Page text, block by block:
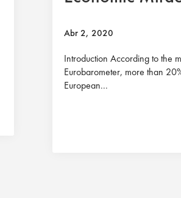
Abr 2, 2020
Introduction According to the
Eurobarometer, more than
European...